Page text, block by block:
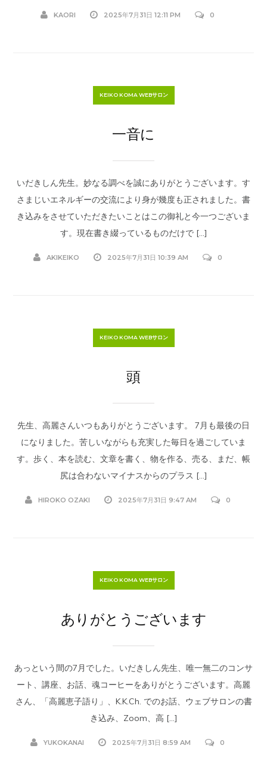
KAORI 2025年7月31日 12:11 PM 0
KEIKO KOMA WEBサロン
一音に
いだきしん先生。妙なる調べを誠にありがとうございます。す
さまじいエネルギーの交流により身が幾度も正されました。書
き込みをさせていただきたいことはこの御礼と今一つございま
す。現在書き綴っているものだけで […]
AKIKEIKO 2025年7月31日 10:39 AM 0
KEIKO KOMA WEBサロン
頭
先生、高麗さんいつもありがとうございます。 7月も最後の日
になりました。苦しいながらも充実した毎日を過ごしていま
す。歩く、本を読む、文章を書く、物を作る、売る、まだ、帳
尻は合わないマイナスからのプラス […]
HIROKO OZAKI 2025年7月31日 9:47 AM 0
KEIKO KOMA WEBサロン
ありがとうございます
あっという間の7月でした。いだきしん先生、唯一無二のコンサ
ート、講座、お話、魂コーヒーをありがとうございます。高麗
さん、「高麗恵子語り」、K.K.Ch. でのお話、ウェブサロンの書
き込み、Zoom、高 […]
YUKOKANAI 2025年7月31日 8:59 AM 0